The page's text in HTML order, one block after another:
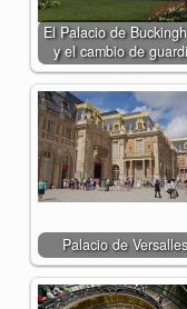
El Palacio de
y el cambio de
Palacio de Versalles